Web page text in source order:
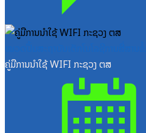
ຄູ່ມືການນຳໃຊ້ WIFI ກະຊວງ ຕສ